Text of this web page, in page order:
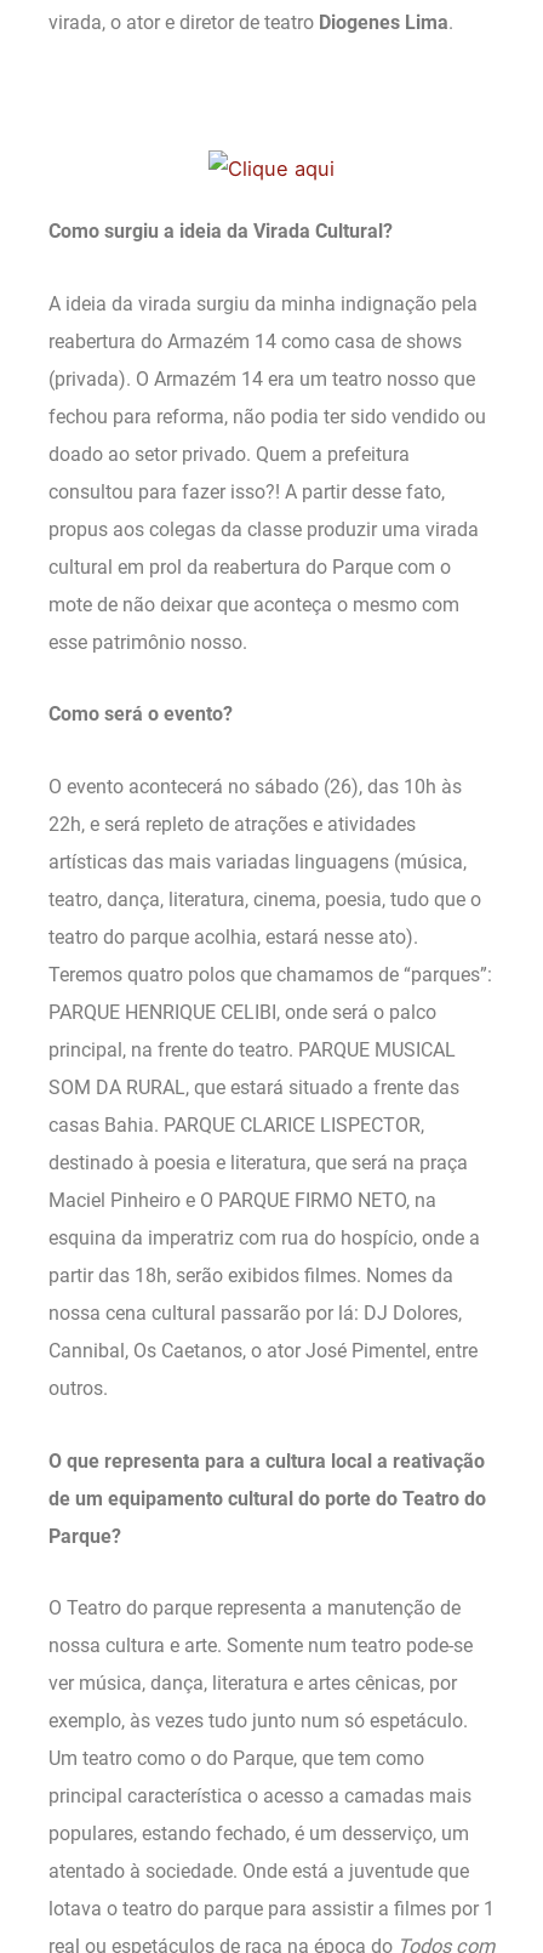
virada, o ator e diretor de teatro Diogenes Lima.
Como surgiu a ideia da Virada Cultural?
A ideia da virada surgiu da minha indignação pela
reabertura do Armazém 14 como casa de shows
(privada). O Armazém 14 era um teatro nosso que
fechou para reforma, não podia ter sido vendido ou
doado ao setor privado. Quem a prefeitura
consultou para fazer isso?! A partir desse fato,
propus aos colegas da classe produzir uma virada
cultural em prol da reabertura do Parque com o
mote de não deixar que aconteça o mesmo com
esse patrimônio nosso.
Como será o evento?
O evento acontecerá no sábado (26), das 10h às
22h, e será repleto de atrações e atividades
artísticas das mais variadas linguagens (música,
teatro, dança, literatura, cinema, poesia, tudo que o
teatro do parque acolhia, estará nesse ato).
Teremos quatro polos que chamamos de “parques”:
PARQUE HENRIQUE CELIBI, onde será o palco
principal, na frente do teatro. PARQUE MUSICAL
SOM DA RURAL, que estará situado a frente das
casas Bahia. PARQUE CLARICE LISPECTOR,
destinado à poesia e literatura, que será na praça
Maciel Pinheiro e O PARQUE FIRMO NETO, na
esquina da imperatriz com rua do hospício, onde a
partir das 18h, serão exibidos filmes. Nomes da
nossa cena cultural passarão por lá: DJ Dolores,
Cannibal, Os Caetanos, o ator José Pimentel, entre
outros.
O que representa para a cultura local a reativação
de um equipamento cultural do porte do Teatro do
Parque?
O Teatro do parque representa a manutenção de
nossa cultura e arte. Somente num teatro pode-se
ver música, dança, literatura e artes cênicas, por
exemplo, às vezes tudo junto num só espetáculo.
Um teatro como o do Parque, que tem como
principal característica o acesso a camadas mais
populares, estando fechado, é um desserviço, um
atentado à sociedade. Onde está a juventude que
lotava o teatro do parque para assistir a filmes por 1
real ou espetáculos de raça na época do Todos com